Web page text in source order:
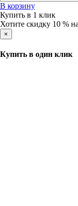
В корзину
Купить в 1 клик
Хотите скидку 10 %
×
Купить в один клик